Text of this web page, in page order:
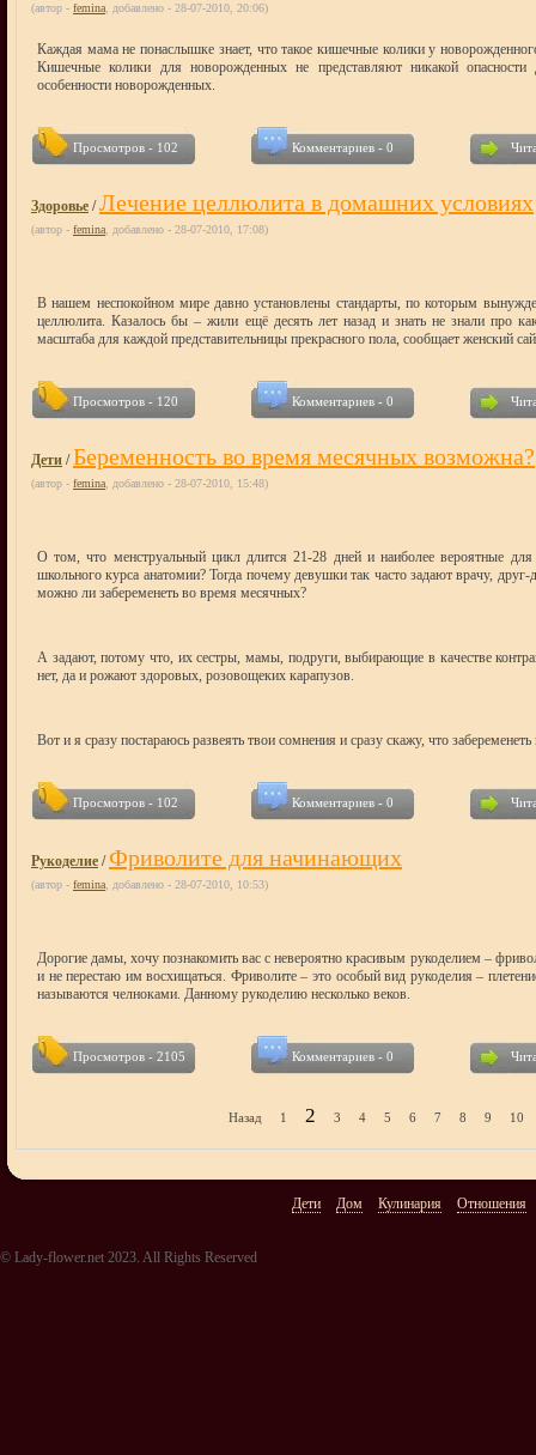
(автор - femina , добавлено - 28-07-2010, 20:06)
Каждая мама не понаслышке знает, что такое кишечные колики у
Кишечные колики для новорожденных не представляют никакой опасности
особенности новорожденных.
Просмотров - 102 Комментариев - 0
Здоровье /Лечение целлюлита в домашних условиях
(автор - femina , добавлено - 28-07-2010, 17:08)
В нашем неспокойном мире давно установлены стандарты, по которым
целлюлита. Казалось бы – жили ещё десять лет назад и знать не знали про
масштаба для каждой представительницы прекрасного пола, сообщает женский
Просмотров - 120 Комментариев - 0
Дети /Беременность во время месячных возможна?
(автор - femina , добавлено - 28-07-2010, 15:48)
О том, что менструальный цикл длится 21-28 дней и наиболее вероятные
школьного курса анатомии? Тогда почему девушки так часто задают врачу,
можно ли забеременеть во время месячных?
А задают, потому что, их сестры, мамы, подруги, выбирающие в качестве
нет, да и рожают здоровых, розовощеких карапузов.
Вот и я сразу постараюсь развеять твои сомнения и сразу скажу, что
Просмотров - 102 Комментариев - 0
Рукоделие /Фриволите для начинающих
(автор - femina , добавлено - 28-07-2010, 10:53)
Дорогие дамы, хочу познакомить вас с невероятно красивым рукоделием –
и не перестаю им восхищаться. Фриволите – это особый вид рукоделия –
называются челноками. Данному рукоделию несколько веков.
Просмотров - 2105 Комментариев - 0
Назад 1 2 3 4 5 6 7 8 9 10
Дети Дом Кулинария Отношения
© Lady-flower.net 2023. All Rights Reserved